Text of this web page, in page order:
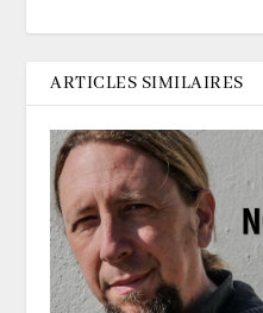
ARTICLES SIMILAIRES